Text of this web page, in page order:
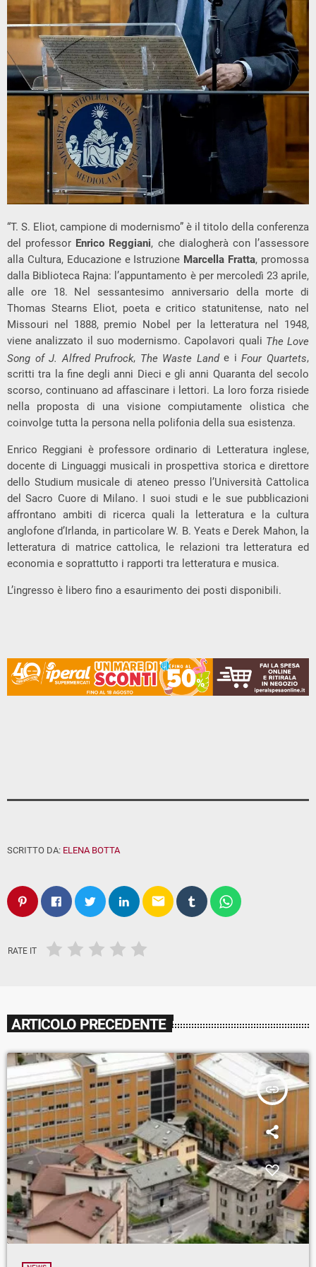
“T. S. Eliot, campione di modernismo” è il titolo della conferenza
del professor Enrico Reggiani, che dialogherà con l’assessore
alla Cultura, Educazione e Istruzione Marcella Fratta, promossa
dalla Biblioteca Rajna: l’appuntamento è per mercoledì 23 aprile,
alle ore 18. Nel sessantesimo anniversario della morte di
Thomas Stearns Eliot, poeta e critico statunitense, nato nel
Missouri nel 1888, premio Nobel per la letteratura nel 1948,
viene analizzato il suo modernismo. Capolavori quali The Love
Song of J. Alfred Prufrock, The Waste Lande iFour Quartets,
scritti tra la fine degli anni Dieci e gli anni Quaranta del secolo
scorso, continuano ad affascinare i lettori. La loro forza risiede
nella proposta di una visione compiutamente olistica che
coinvolge tutta la persona nella polifonia della sua esistenza.
Enrico Reggiani è professore ordinario di Letteratura inglese,
docente di Linguaggi musicali in prospettiva storica e direttore
dello Studium musicale di ateneo presso l’Università Cattolica
del Sacro Cuore di Milano. I suoi studi e le sue pubblicazioni
affrontano ambiti di ricerca quali la letteratura e la cultura
anglofone d’Irlanda, in particolare W. B. Yeats e Derek Mahon, la
letteratura di matrice cattolica, le relazioni tra letteratura ed
economia e soprattutto i rapporti tra letteratura e musica.
L’ingresso è libero fino a esaurimento dei posti disponibili.
SCRITTO DA: ELENA BOTTA
email
RATE IT
ARTICOLO PRECEDENTE
insert_link